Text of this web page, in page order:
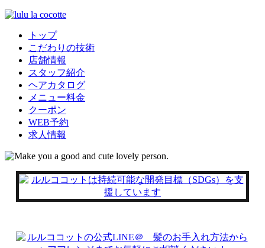
トップ
こだわりの技術
店舗情報
スタッフ紹介
ヘアカタログ
メニュー料金
クーポン
WEB予約
求人情報